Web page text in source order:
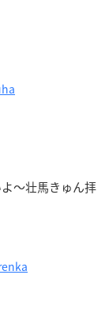
～壮馬きゅん拝